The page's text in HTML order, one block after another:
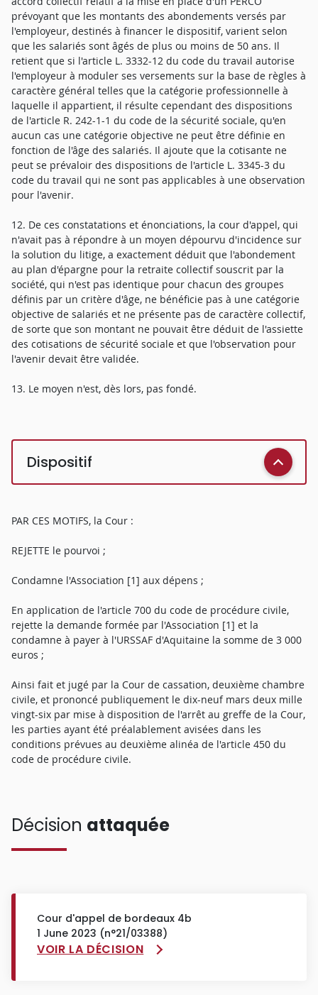
prévoyant que les montants des abondements versés par
l'employeur, destinés à financer le dispositif, varient selon
que les salariés sont âgés de plus ou moins de 50 ans. Il
retient que si l'article L. 3332-12 du code du travail autorise
l'employeur à moduler ses versements sur la base de règles à
caractère général telles que la catégorie professionnelle à
laquelle il appartient, il résulte cependant des dispositions
de l'article R. 242-1-1 du code de la sécurité sociale, qu'en
aucun cas une catégorie objective ne peut être définie en
fonction de l'âge des salariés. Il ajoute que la cotisante ne
peut se prévaloir des dispositions de l'article L. 3345-3 du
code du travail qui ne sont pas applicables à une observation
pour l'avenir.
12. De ces constatations et énonciations, la cour d'appel, qui
n'avait pas à répondre à un moyen dépourvu d'incidence sur
la solution du litige, a exactement déduit que l'abondement
au plan d'épargne pour la retraite collectif souscrit par la
société, qui n'est pas identique pour chacun des groupes
définis par un critère d'âge, ne bénéficie pas à une catégorie
objective de salariés et ne présente pas de caractère collectif,
de sorte que son montant ne pouvait être déduit de l'assiette
des cotisations de sécurité sociale et que l'observation pour
l'avenir devait être validée.
13. Le moyen n'est, dès lors, pas fondé.
Dispositif
PAR CES MOTIFS, la Cour :
REJETTE le pourvoi ;
Condamne l'Association [1] aux dépens ;
En application de l'article 700 du code de procédure civile,
rejette la demande formée par l'Association [1] et la
condamne à payer à l'URSSAF d'Aquitaine la somme de 3 000
euros ;
Ainsi fait et jugé par la Cour de cassation, deuxième chambre
civile, et prononcé publiquement le dix-neuf mars deux mille
vingt-six par mise à disposition de l'arrêt au greffe de la Cour,
les parties ayant été préalablement avisées dans les
conditions prévues au deuxième alinéa de l'article 450 du
code de procédure civile.
Décision attaquée
Cour d'appel de bordeaux 4b
1 June 2023 (n°21/03388)
VOIR LA DÉCISION